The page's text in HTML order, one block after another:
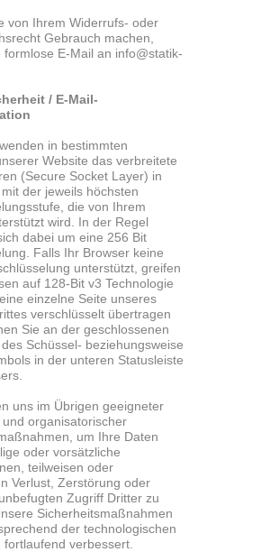
von Ihrem Widerrufs- oder
Gebrauch machen,
formlose E-Mail an info@statik-
/ E-Mail-
in bestimmten
Website das verbreitete
(Secure Socket Layer) in
der jeweils höchsten
die von Ihrem
wird. In der Regel
dabei um eine 256 Bit
Falls Ihr Browser keine
unterstützt, greifen
auf 128-Bit v3 Technologie
einzelne Seite unseres
verschlüsselt übertragen
Sie an der geschlossenen
Schüssel- beziehungsweise
in der unteren Statusleiste
uns im Übrigen geeigneter
organisatorischer
um Ihre Daten
oder vorsätzliche
teilweisen oder
Verlust, Zerstörung oder
Zugriff Dritter zu
Sicherheitsmaßnahmen
der technologischen
fortlaufend verbessert.